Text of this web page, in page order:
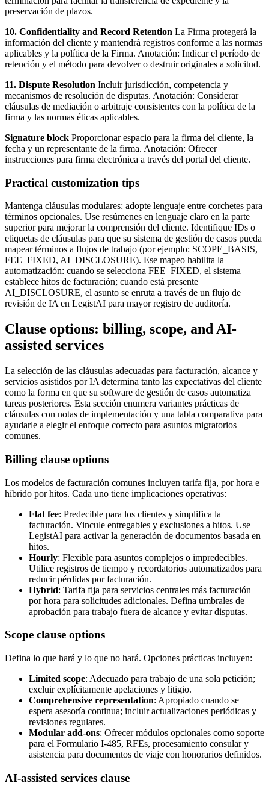
preservación de plazos.
10. Confidentiality and Record Retention La Firma protegerá la
información del cliente y mantendrá registros conforme a las normas
aplicables y la política de la Firma. Anotación: Indicar el período de
retención y el método para devolver o destruir originales a solicitud.
11. Dispute Resolution Incluir jurisdicción, competencia y
mecanismos de resolución de disputas. Anotación: Considerar
cláusulas de mediación o arbitraje consistentes con la política de la
firma y las normas éticas aplicables.
Signature block Proporcionar espacio para la firma del cliente, la
fecha y un representante de la firma. Anotación: Ofrecer
instrucciones para firma electrónica a través del portal del cliente.
Practical customization tips
Mantenga cláusulas modulares: adopte lenguaje entre corchetes para
términos opcionales. Use resúmenes en lenguaje claro en la parte
superior para mejorar la comprensión del cliente. Identifique IDs o
etiquetas de cláusulas para que su sistema de gestión de casos pueda
mapear términos a flujos de trabajo (por ejemplo: SCOPE_BASIS,
FEE_FIXED, AI_DISCLOSURE). Ese mapeo habilita la
automatización: cuando se selecciona FEE_FIXED, el sistema
establece hitos de facturación; cuando está presente
AI_DISCLOSURE, el asunto se enruta a través de un flujo de
revisión de IA en LegistAI para mayor registro de auditoría.
Clause options: billing, scope, and AI-
assisted services
La selección de las cláusulas adecuadas para facturación, alcance y
servicios asistidos por IA determina tanto las expectativas del cliente
como la forma en que su software de gestión de casos automatiza
tareas posteriores. Esta sección enumera variantes prácticas de
cláusulas con notas de implementación y una tabla comparativa para
ayudarle a elegir el enfoque correcto para asuntos migratorios
comunes.
Billing clause options
Los modelos de facturación comunes incluyen tarifa fija, por hora e
híbrido por hitos. Cada uno tiene implicaciones operativas:
Flat fee: Predecible para los clientes y simplifica la
facturación. Vincule entregables y exclusiones a hitos. Use
LegistAI para activar la generación de documentos basada en
hitos.
Hourly: Flexible para asuntos complejos o impredecibles.
Utilice registros de tiempo y recordatorios automatizados para
reducir pérdidas por facturación.
Hybrid: Tarifa fija para servicios centrales más facturación
por hora para solicitudes adicionales. Defina umbrales de
aprobación para trabajo fuera de alcance y evitar disputas.
Scope clause options
Defina lo que hará y lo que no hará. Opciones prácticas incluyen:
Limited scope: Adecuado para trabajo de una sola petición;
excluir explícitamente apelaciones y litigio.
Comprehensive representation: Apropiado cuando se
espera asesoría continua; incluir actualizaciones periódicas y
revisiones regulares.
Modular add-ons: Ofrecer módulos opcionales como soporte
para el Formulario I-485, RFEs, procesamiento consular y
asistencia para documentos de viaje con honorarios definidos.
AI-assisted services clause